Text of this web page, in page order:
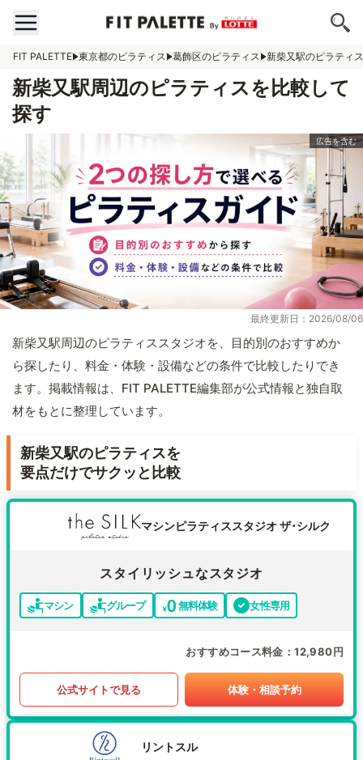
FIT PALETTE 東京都のピラティス 葛飾区のピラティス 新柴又駅のピラティス
新柴又駅周辺のピラティスを比較して
探す
最終更新日：2026/08/06
新柴又駅周辺のピラティススタジオを、目的別のおすすめか
ら探したり、料金・体験・設備などの条件で比較したりでき
ます。掲載情報は、FIT PALETTE編集部が公式情報と独自取
材をもとに整理しています。
新柴又駅のピラティスを
要点だけでサクッと比較
マシンピラティススタジオ ザ･シルク
スタイリッシュなスタジオ
マシン グループ 無料体験 女性専用
おすすめコース料金 12,980円
公式サイトで見る 体験・相談予約
リントスル